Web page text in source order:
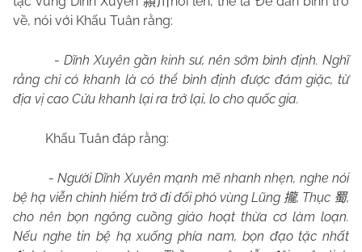
về, nói với Khấu Tuân rằng:
- Dĩnh Xuyên gần kinh sư, nên sớm bình định. Nghĩ
rằng chỉ có khanh là có thể bình định được đám giặc, từ
địa vị cao Cửu khanh lại ra trở lại, lo cho quốc gia.
Khấu Tuân đáp rằng:
-NgườiDĩnh Xuyên mạnh mẽ nhanh nhẹn, nghe nói
bệ hạ viễn chinh hiểm trở đi đối phó vùng Lũng 攏, Thục 蜀,
cho nên bọn ngông cuồng giảo hoạt thừa cơ làm loạn.
Nếu nghe tin bệ hạ xuống phía nam, bọn đạo tặc nhất